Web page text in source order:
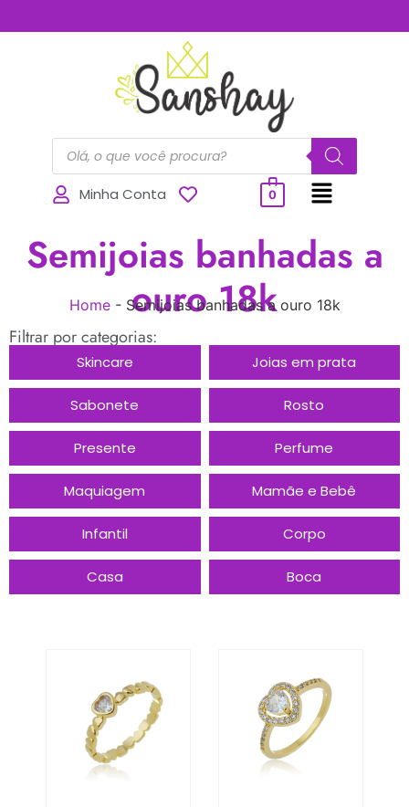
Minha Conta 0
Semijoias banhadas a
ouro 18k
Home- Semijoias banhadas a ouro 18k
Filtrar por categorias:
Skincare Joias em prata
Sabonete Rosto
Presente Perfume
Maquiagem Mamãe e Bebê
Infantil Corpo
Casa Boca